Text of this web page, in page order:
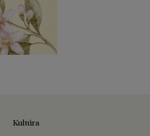
Kultúra